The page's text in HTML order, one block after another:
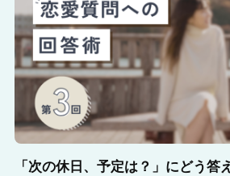
「次の休日、予定は？」にどう答